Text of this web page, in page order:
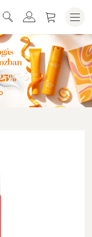
KOSÁRBA HELYEZEM